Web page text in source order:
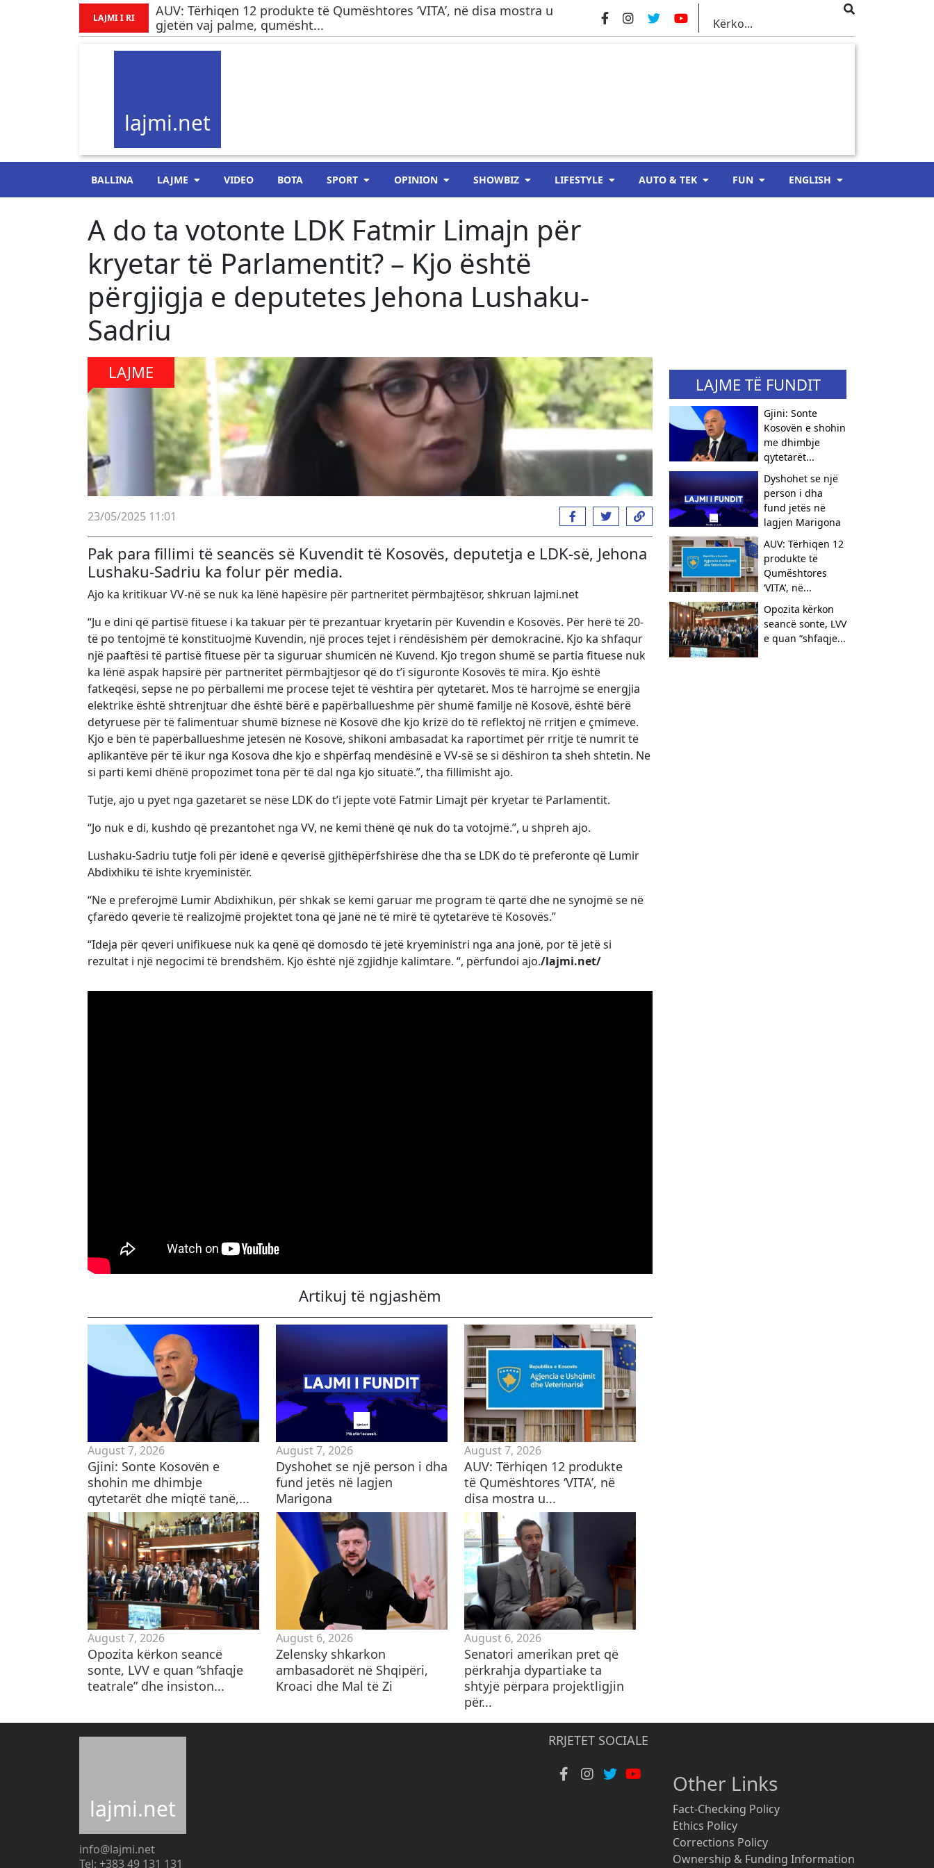
LAJMI I RI
AUV: Tërhiqen 12 produkte të Qumështores ‘VITA’, në disa mostra u
gjetën vaj palme, qumësht...
lajmi.net
BALLINA LAJME VIDEO BOTA SPORT OPINION SHOWBIZ LIFESTYLE AUTO & TEK FUN ENGLISH
A do ta votonte LDK Fatmir Limajn për
kryetar të Parlamentit? – Kjo është
përgjigja e deputetes Jehona Lushaku-
Sadriu
LAJME
23/05/2025 11:01
Pak para fillimi të seancës së Kuvendit të Kosovës, deputetja e LDK-së, Jehona
Lushaku-Sadriu ka folur për media.
Ajo ka kritikuar VV-në se nuk ka lënë hapësire për partneritet përmbajtësor, shkruan lajmi.net
“Ju e dini që partisë fituese i ka takuar për të prezantuar kryetarin për Kuvendin e Kosovës. Për herë të 20-
të po tentojmë të konstituojmë Kuvendin, një proces tejet i rëndësishëm për demokracinë. Kjo ka shfaqur
një paaftësi të partisë fituese për ta siguruar shumicën në Kuvend. Kjo tregon shumë se partia fituese nuk
ka lënë aspak hapsirë për partneritet përmbajtjesor që do t’i siguronte Kosovës të mira. Kjo është
fatkeqësi, sepse ne po përballemi me procese tejet të vështira për qytetarët. Mos të harrojmë se energjia
elektrike është shtrenjtuar dhe është bërë e papërballueshme për shumë familje në Kosovë, është bërë
detyruese për të falimentuar shumë biznese në Kosovë dhe kjo krizë do të reflektoj në rritjen e çmimeve.
Kjo e bën të papërballueshme jetesën në Kosovë, shikoni ambasadat ka raportimet për rritje të numrit të
aplikantëve për të ikur nga Kosova dhe kjo e shpërfaq mendësinë e VV-së se si dëshiron ta sheh shtetin. Ne
si parti kemi dhënë propozimet tona për të dal nga kjo situatë.”, tha fillimisht ajo.
Tutje, ajo u pyet nga gazetarët se nëse LDK do t’i jepte votë Fatmir Limajt për kryetar të Parlamentit.
“Jo nuk e di, kushdo që prezantohet nga VV, ne kemi thënë që nuk do ta votojmë.”, u shpreh ajo.
Lushaku-Sadriu tutje foli për idenë e qeverisë gjithëpërfshirëse dhe tha se LDK do të preferonte që Lumir
Abdixhiku të ishte kryeministër.
“Ne e preferojmë Lumir Abdixhikun, për shkak se kemi garuar me program të qartë dhe ne synojmë se në
çfarëdo qeverie të realizojmë projektet tona që janë në të mirë të qytetarëve të Kosovës.”
“Ideja për qeveri unifikuese nuk ka qenë që domosdo të jetë kryeministri nga ana jonë, por të jetë si
rezultat i një negocimi të brendshëm. Kjo është një zgjidhje kalimtare. “, përfundoi ajo./lajmi.net/
Artikuj të ngjashëm
August 7, 2026
Gjini: Sonte Kosovën e
shohin me dhimbje
qytetarët dhe miqtë tanë,...
August 7, 2026
Dyshohet se një person i dha
fund jetës në lagjen
Marigona
August 7, 2026
AUV: Tërhiqen 12 produkte
të Qumështores ‘VITA’, në
disa mostra u...
August 7, 2026
Opozita kërkon seancë
sonte, LVV e quan “shfaqje
teatrale” dhe insiston...
August 6, 2026
Zelensky shkarkon
ambasadorët në Shqipëri,
Kroaci dhe Mal të Zi
August 6, 2026
Senatori amerikan pret që
përkrahja dypartiake ta
shtyjë përpara projektligjin
për...
LAJME TË FUNDIT
Gjini: Sonte
Kosovën e shohin
me dhimbje
qytetarët...
Dyshohet se një
person i dha
fund jetës në
lagjen Marigona
AUV: Tërhiqen 12
produkte të
Qumështores
‘VITA’, në...
Opozita kërkon
seancë sonte, LVV
e quan “shfaqje...
lajmi.net
info@lajmi.net
Tel: +383 49 131 131
RRJETET SOCIALE
Other Links
Fact-Checking Policy
Ethics Policy
Corrections Policy
Ownership & Funding Information